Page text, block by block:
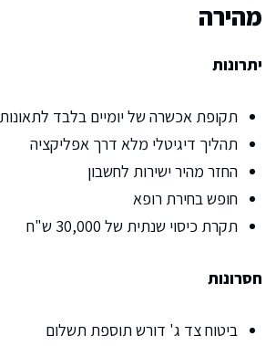
מהירה
יתרונות
תקופת אכשרה של יומיים בלבד לתאונות
תהליך דיגיטלי מלא דרך אפליקציה
החזר מהיר ישירות לחשבון
חופש בחירת רופא
תקרת כיסוי שנתית של 30,000 ש"ח
חסרונות
ביטוח צד ג' דורש תוספת תשלום